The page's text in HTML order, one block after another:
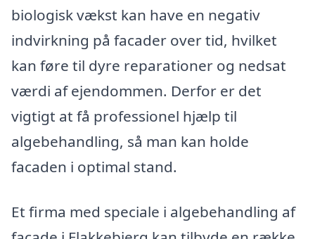
biologisk vækst kan have en negativ
indvirkning på facader over tid, hvilket
kan føre til dyre reparationer og nedsat
værdi af ejendommen. Derfor er det
vigtigt at få professionel hjælp til
algebehandling, så man kan holde
facaden i optimal stand.
Et firma med speciale i algebehandling af